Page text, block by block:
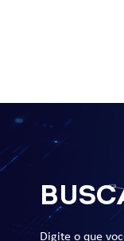
Digite o que